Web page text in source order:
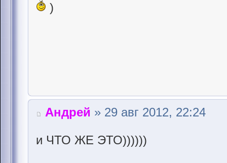
)
Андрей » 29 авг 2012, 22:24
и ЧТО ЖЕ ЭТО))))))